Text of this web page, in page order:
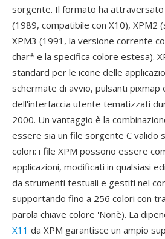
sorgente. Il formato ha attraversato
(1989, compatibile con X10), XPM2
XPM3 (1991, la versione corrente
char* e la specifica colore estesa).
standard per le icone delle
schermate di avvio, pulsanti pixmap
dell'interfaccia utente tematizzati
2000. Un vantaggio è la
essere sia un file sorgente C valido
colori: i file XPM possono essere
applicazioni, modificati in qualsiasi
da strumenti testuali e gestiti nel
supportando fino a 256 colori con
parola chiave colore 'Nonè). La
X11 da XPM garantisce un ampio